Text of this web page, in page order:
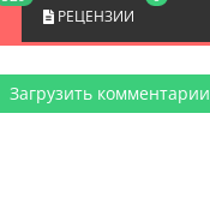
РЕЦЕНЗИИ
Загрузить комментарии